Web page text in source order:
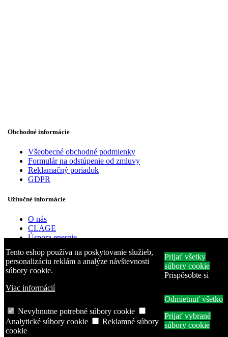
Tento eshop používa na poskytovanie služieb,
personalizáciu reklám a analýze návštevnosti
súbory cookie.
Viac informácií
Prijať všetky
súbory cookie
Prispôsobte si
Odmietnuť všetko
Nevyhnutne potrebné súbory cookie
Analytické súbory cookie
Reklamné súbory
cookie
Prijať vybrané
súbory cookie
Obchodné informácie
Všeobecné obchodné podmienky
Formulár na odstúpenie od zmluvy
Reklamačný poriadok
GDPR
Užitočné informácie
O nás
CLAGE
Úspora energie
Náhradne diely pre Dražice a Clage
Rady a tipy
Kontakt
firmakama s.r.o.